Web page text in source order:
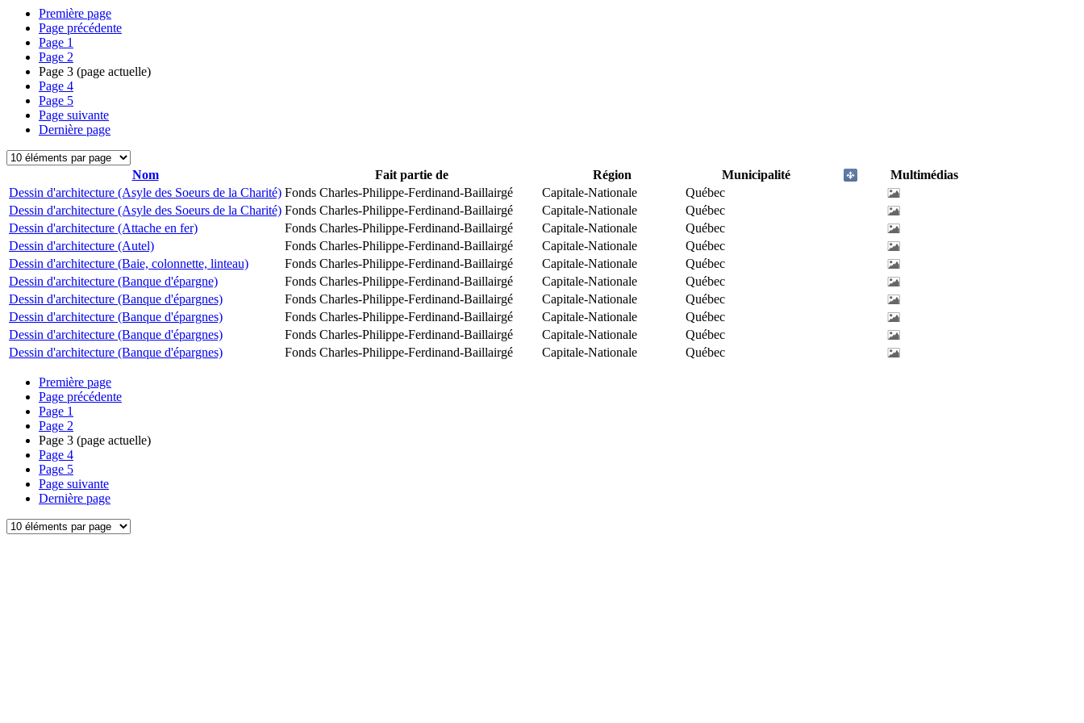
Première page
Page précédente
Page 1
Page 2
Page 3 (page actuelle)
Page 4
Page 5
Page suivante
Dernière page
Nom Fait partie de Région Municipalité
Multimédias
Dessin d'architecture (Asyle des Soeurs de la Charité) Fonds Charles-Philippe-Ferdinand-Baillairgé Capitale-Nationale
Québec
Dessin d'architecture (Asyle des Soeurs de la Charité) Fonds Charles-Philippe-Ferdinand-Baillairgé Capitale-Nationale
Québec
Dessin d'architecture (Attache en fer)
Fonds Charles-Philippe-Ferdinand-Baillairgé Capitale-Nationale
Québec
Dessin d'architecture (Autel)
Fonds Charles-Philippe-Ferdinand-Baillairgé Capitale-Nationale
Québec
Dessin d'architecture (Baie, colonnette, linteau)
Fonds Charles-Philippe-Ferdinand-Baillairgé Capitale-Nationale
Québec
Dessin d'architecture (Banque d'épargne)
Fonds Charles-Philippe-Ferdinand-Baillairgé Capitale-Nationale
Québec
Dessin d'architecture (Banque d'épargnes)
Fonds Charles-Philippe-Ferdinand-Baillairgé Capitale-Nationale
Québec
Dessin d'architecture (Banque d'épargnes)
Fonds Charles-Philippe-Ferdinand-Baillairgé Capitale-Nationale
Québec
Dessin d'architecture (Banque d'épargnes)
Fonds Charles-Philippe-Ferdinand-Baillairgé Capitale-Nationale
Québec
Dessin d'architecture (Banque d'épargnes)
Fonds Charles-Philippe-Ferdinand-Baillairgé Capitale-Nationale Québec
Première page
Page précédente
Page 1
Page 2
Page 3 (page actuelle)
Page 4
Page 5
Page suivante
Dernière page